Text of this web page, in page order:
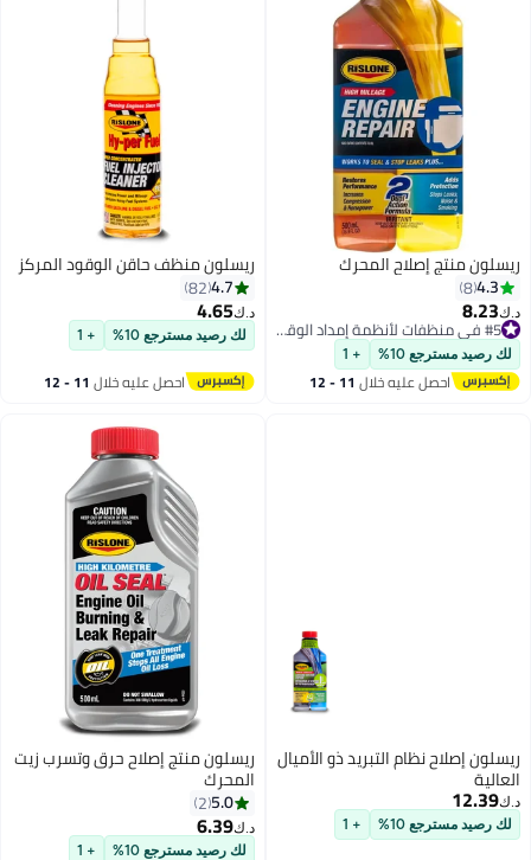
ريسلون منتج إصلاح المحرك
4.3
8
د.ك‏8.23
#5 في منظفات لأنظمة إمداد الوقود
لك رصيد مسترجع 10% + 1
احصل عليه خلال 11 - 12
ريسلون منظف ​​حاقن الوقود المركز
4.7
82
د.ك‏4.65
لك رصيد مسترجع 10% + 1
احصل عليه خلال 11 - 12
ريسلون إصلاح نظام التبريد ذو الأميال
العالية
د.ك‏12.39
لك رصيد مسترجع 10% + 1
ريسلون منتج إصلاح حرق وتسرب زيت
المحرك
5.0
2
د.ك‏6.39
لك رصيد مسترجع 10% + 1